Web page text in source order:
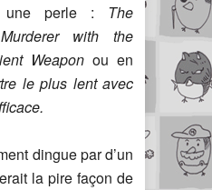
une perle : The
with the
Weapon ou en
le plus lent avec
dingue par d’un
la pire façon de